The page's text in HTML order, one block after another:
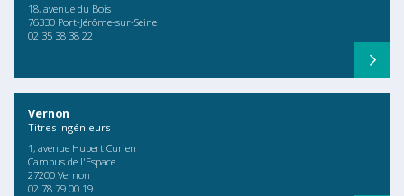
18, avenue du Bois
76330 Port-Jérôme-sur-Seine
02 35 38 38 22
Vernon
Titres ingénieurs
1, avenue Hubert Curien
Campus de l'Espace
27200 Vernon
02 78 79 00 19